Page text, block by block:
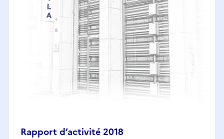
Rapport d’activité 2018